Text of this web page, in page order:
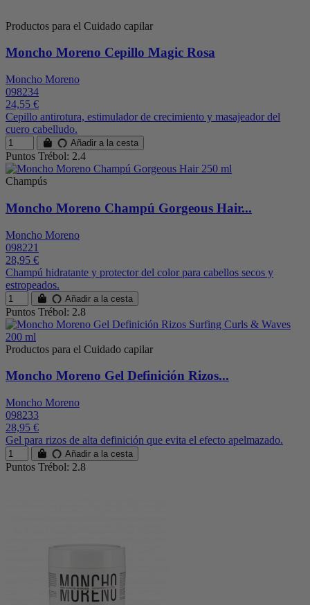
Productos para el Cuidado capilar
Moncho Moreno Cepillo Magic Rosa
Moncho Moreno
098234
24,55 €
Cepillo antirotura, estimulador de crecimiento y masajeador del
cuero cabelludo.
Añadir a la cesta
Puntos Trébol: 2.4
Champús
Moncho Moreno Champú Gorgeous Hair...
Moncho Moreno
098221
28,95 €
Champú hidratante y protector del color para cabellos secos y
estropeados.
Añadir a la cesta
Puntos Trébol: 2.8
Productos para el Cuidado capilar
Moncho Moreno Gel Definición Rizos...
Moncho Moreno
098233
28,95 €
Gel para rizos de alta definición que evita el efecto apelmazado.
Añadir a la cesta
Puntos Trébol: 2.8